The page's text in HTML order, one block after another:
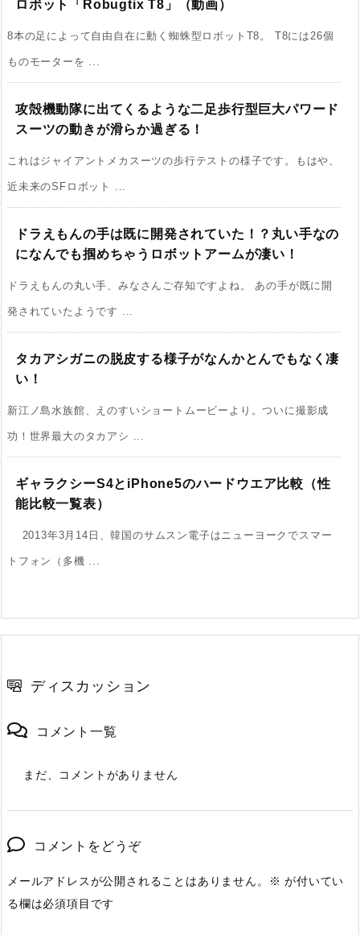
ロボット「Robugtix T8」（動画）
8本の足によって自由自在に動く蜘蛛型ロボットT8。 T8には26個
ものモーターを ...
攻殻機動隊に出てくるような二足歩行型巨大パワード
スーツの動きが滑らか過ぎる！
これはジャイアントメカスーツの歩行テストの様子です。もはや、
近未来のSFロボット ...
ドラえもんの手は既に開発されていた！？丸い手なの
になんでも掴めちゃうロボットアームが凄い！
ドラえもんの丸い手、みなさんご存知ですよね。 あの手が既に開
発されていたようです ...
タカアシガニの脱皮する様子がなんかとんでもなく凄
い！
新江ノ島水族館、えのすいショートムービーより。ついに撮影成
功！世界最大のタカアシ ...
ギャラクシーS4とiPhone5のハードウエア比較（性
能比較一覧表）
2013年3月14日、韓国のサムスン電子はニューヨークでスマー
トフォン（多機 ...
ディスカッション
コメント一覧
まだ、コメントがありません
コメントをどうぞ
メールアドレスが公開されることはありません。 ※ が付いてい
る欄は必須項目です